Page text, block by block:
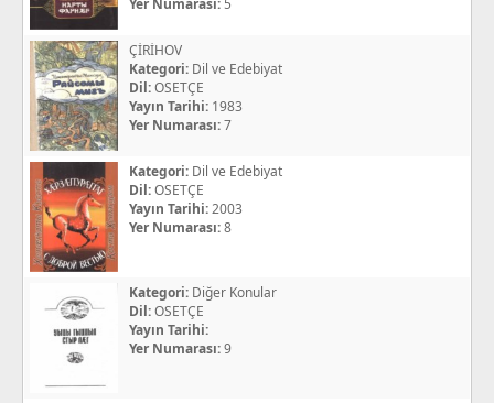
Yer Numarası: 5
ÇİRİHOV
Kategori: Dil ve Edebiyat
Dil:OSETÇE
Yayın Tarihi: 1983
Yer Numarası:7
Kategori: Dil ve Edebiyat
Dil:OSETÇE
Yayın Tarihi:2003
Yer Numarası:8
Kategori: Diğer Konular
Dil:OSETÇE
Yayın Tarihi:
Yer Numarası:9